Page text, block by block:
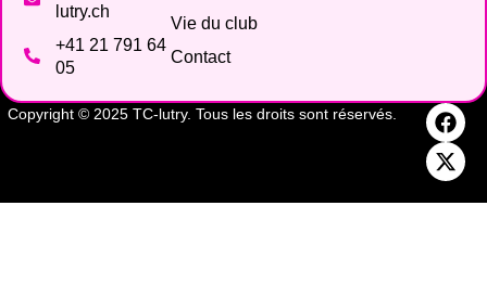
lutry.ch
+41 21 791 64
05
Vie du club
Contact
Copyright © 2025 TC-lutry. Tous les droits sont réservés.